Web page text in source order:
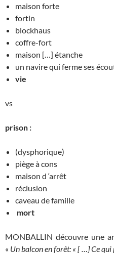
maison forte
fortin
blockhaus
coffre-fort
maison […] étanche
un navire qui ferme ses
vie
vs
prison :
(dysphorique)
piège à cons
maison d ‘arrêt
réclusion
caveau de famille
mort
MONBALLIN découvre une
« Un balcon en forêt: « [ …] Ce